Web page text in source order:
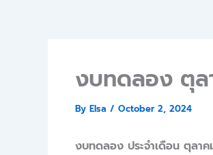
งบทดลอง ตุล
By Elsa / October 2, 2024
งบทดลอง ประจำเดือน ตุลา